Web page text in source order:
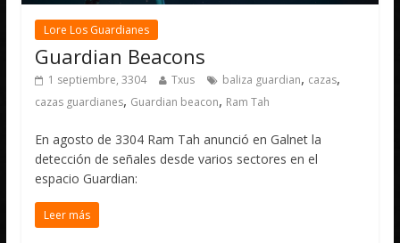
Lore Los Guardianes
Guardian Beacons
1 septiembre, 3304 Txus baliza guardian, cazas,
cazas guardianes, Guardian beacon, Ram Tah
En agosto de 3304 Ram Tah anunció en Galnet la
detección de señales desde varios sectores en el
espacio Guardian:
Leer más